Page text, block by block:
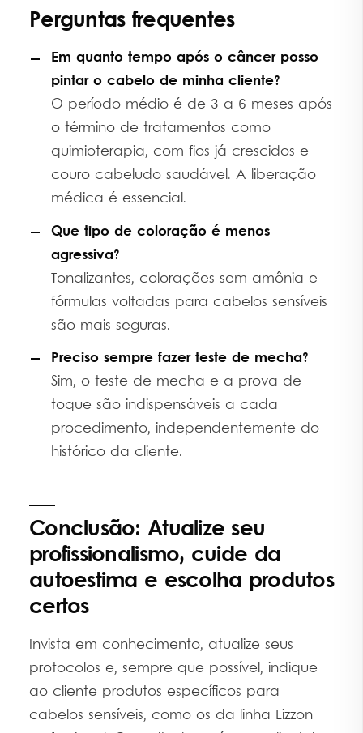
Perguntas frequentes
Em quanto tempo após o câncer posso
pintar o cabelo de minha cliente?
O período médio é de 3 a 6 meses após
o término de tratamentos como
quimioterapia, com fios já crescidos e
couro cabeludo saudável. A liberação
médica é essencial.
Que tipo de coloração é menos
agressiva?
Tonalizantes, colorações sem amônia e
fórmulas voltadas para cabelos sensíveis
são mais seguras.
Preciso sempre fazer teste de mecha?
Sim, o teste de mecha e a prova de
toque são indispensáveis a cada
procedimento, independentemente do
histórico da cliente.
Conclusão: Atualize seu
profissionalismo, cuide da
autoestima e escolha produtos
certos
Invista em conhecimento, atualize seus
protocolos e, sempre que possível, indique
ao cliente produtos específicos para
cabelos sensíveis, como os da linha Lizzon